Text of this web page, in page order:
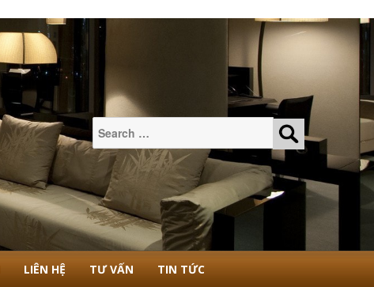
Tìm
kiếm:
LIÊN HỆ TƯ VẤN TIN TỨC